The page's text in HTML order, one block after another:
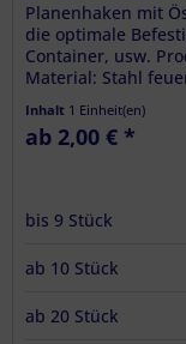
Planenhaken mit
die optimale
Container, usw.
Material: Stahl
Inhalt 1 Einheit(en)
ab 2,00 € *
bis 9 Stück
ab 10 Stück
ab 20 Stück